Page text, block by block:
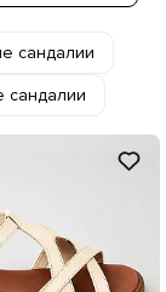
сандалии
сандалии